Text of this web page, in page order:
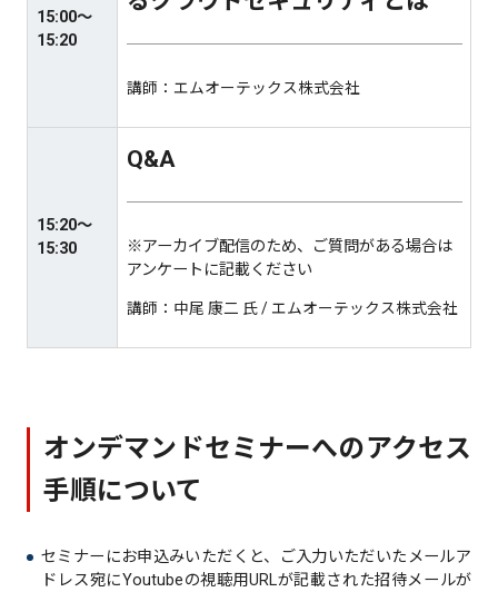
15:00～
15:20
講師：エムオーテックス株式会社
15:20～
15:30
Q&A
※アーカイブ配信のため、ご質問がある場合は
アンケートに記載ください
講師：中尾 康二 氏 / エムオーテックス株式会社
オンデマンドセミナーへのアクセス
手順について
セミナーにお申込みいただくと、ご入力いただいたメールア
ドレス宛にYoutubeの視聴用URLが記載された招待メールが